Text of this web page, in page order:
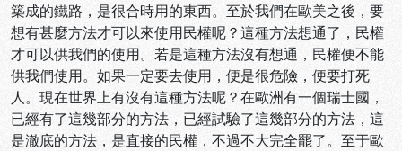
築成的鐵路，是很合時用的東西。至於我們在歐美之後，要
想有甚麼方法才可以來使用民權呢？這種方法想通了，民權
才可以供我們的使用。若是這種方法沒有想通，民權便不能
供我們使用。如果一定要去使用，便是很危險，便要打死
人。現在世界上有沒有這種方法呢？在歐洲有一個瑞士國，
已經有了這幾部分的方法，已經試驗了這幾部分的方法，這
是澈底的方法，是直接的民權，不過不大完全罷了。至于歐